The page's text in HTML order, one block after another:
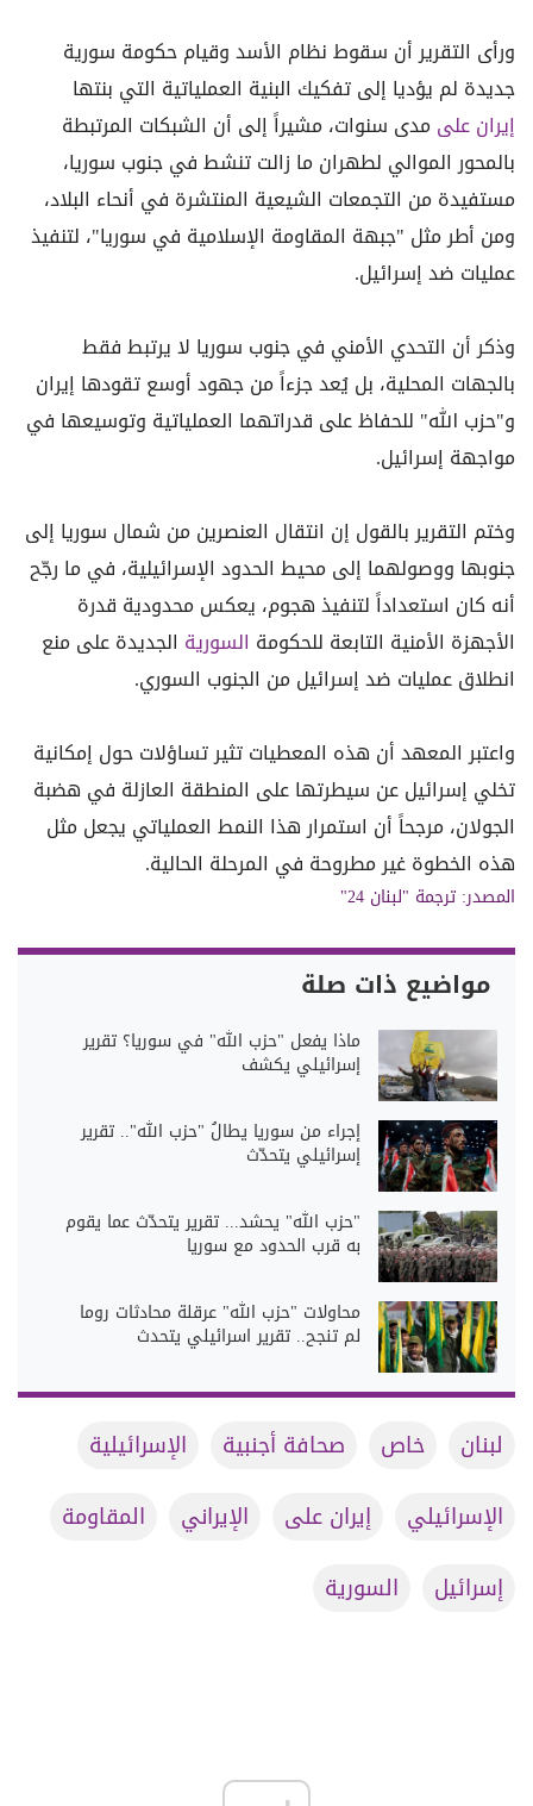
ورأى التقرير أن سقوط نظام الأسد وقيام حكومة سورية
جديدة لم يؤديا إلى تفكيك البنية العملياتية التي بنتها
إيران علىمدى سنوات، مشيراً إلى أن الشبكات المرتبطة
بالمحور الموالي لطهران ما زالت تنشط في جنوب سوريا،
مستفيدة من التجمعات الشيعية المنتشرة في أنحاء البلاد،
ومن أطر مثل "جبهة المقاومة الإسلامية في سوريا"، لتنفيذ
عمليات ضد إسرائيل.
وذكر أن التحدي الأمني في جنوب سوريا لا يرتبط فقط
بالجهات المحلية، بل يُعد جزءاً من جهود أوسع تقودها إيران
و"حزب الله" للحفاظ على قدراتهما العملياتية وتوسيعها في
مواجهة إسرائيل.
وختم التقرير بالقول إن انتقال العنصرين من شمال سوريا إلى
جنوبها ووصولهما إلى محيط الحدود الإسرائيلية، في ما رجّح
أنه كان استعداداً لتنفيذ هجوم، يعكس محدودية قدرة
الأجهزة الأمنية التابعة للحكومة السورية الجديدة على منع
انطلاق عمليات ضد إسرائيل من الجنوب السوري.
واعتبر المعهد أن هذه المعطيات تثير تساؤلات حول إمكانية
تخلي إسرائيل عن سيطرتها على المنطقة العازلة في هضبة
الجولان، مرجحاً أن استمرار هذا النمط العملياتي يجعل مثل
هذه الخطوة غير مطروحة في المرحلة الحالية.
المصدر: ترجمة "لبنان 24"
مواضيع ذات صلة
ماذا يفعل "حزب الله" في سوريا؟ تقرير
إسرائيلي يكشف
إجراء من سوريا يطالُ "حزب الله".. تقرير
إسرائيلي يتحدّث
"حزب الله" يحشد... تقرير يتحدّث عما يقوم
به قرب الحدود مع سوريا
محاولات "حزب الله" عرقلة محادثات روما
لم تنجح.. تقرير اسرائيلي يتحدث
لبنان خاص صحافة أجنبية
الإسرائيلية
الإسرائيلي
إيران على الإيراني
المقاومة
إسرائيل
السورية